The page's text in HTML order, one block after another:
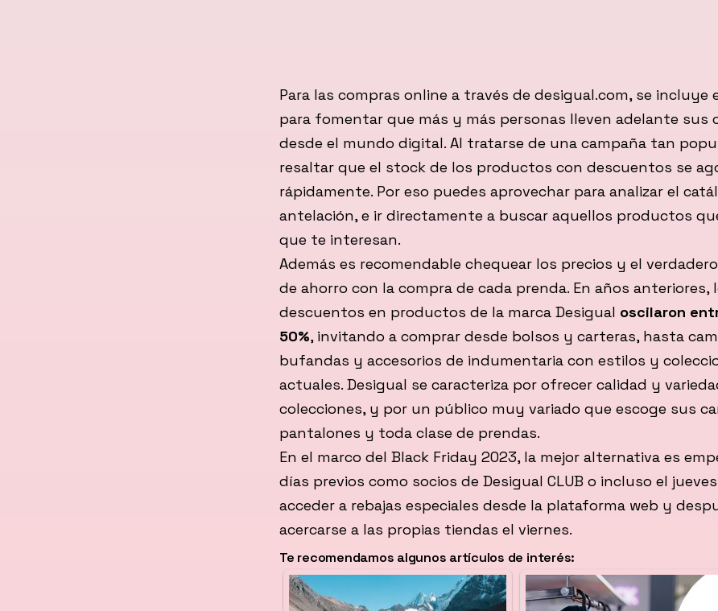
Para las compras online a través de desigual.com, se incluye
para fomentar que más y más personas lleven adelante sus
desde el mundo digital. Al tratarse de una campaña tan
resaltar que el stock de los productos con descuentos se
rápidamente. Por eso puedes aprovechar para analizar el
antelación, e ir directamente a buscar aquellos productos
que te interesan.
Además es recomendable chequear los precios y el
de ahorro con la compra de cada prenda. En años anteriores,
descuentos en productos de la marca Desigual oscilaron
50%, invitando a comprar desde bolsos y carteras, hasta
bufandas y accesorios de indumentaria con estilos y
actuales. Desigual se caracteriza por ofrecer calidad y
colecciones, y por un público muy variado que escoge sus
pantalones y toda clase de prendas.
En el marco del Black Friday 2023, la mejor alternativa es
días previos como socios de Desigual CLUB o incluso el
acceder a rebajas especiales desde la plataforma web y
acercarse a las propias tiendas el viernes.
Te recomendamos algunos artículos de interés: